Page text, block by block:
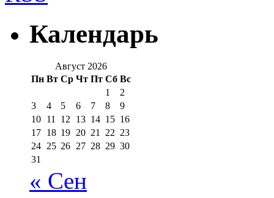
Календарь
Август 2026
Пн Вт Ср Чт Пт Сб Вс
1
2
3
4 5 6 7 8
9
10 11 12 13 14 15 16
17 18 19 20 21 22 23
24 25 26 27 28 29 30
31
« Сен